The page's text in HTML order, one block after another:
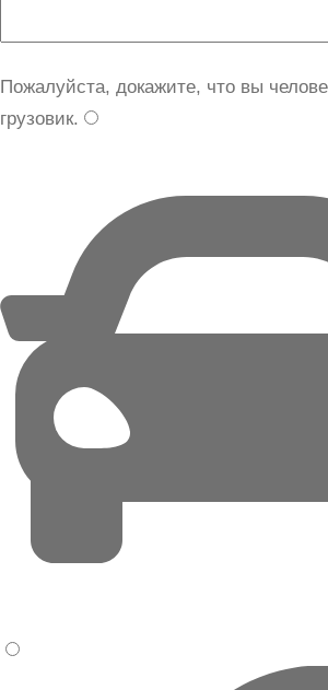
Пожалуйста, докажите, что вы
грузовик.